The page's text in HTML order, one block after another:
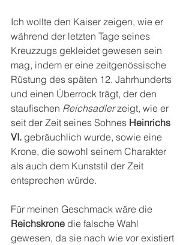
Ich wollte den Kaiser zeigen, wie er
während der letzten Tage seines
Kreuzzugs gekleidet gewesen sein
mag, indem er eine zeitgenössische
Rüstung des späten 12. Jahrhunderts
und einen Überrock trägt, der den
staufischen Reichsadler zeigt, wie er
seit der Zeit seines Sohnes Heinrichs
VI. gebräuchlich wurde, sowie eine
Krone, die sowohl seinem Charakter
als auch dem Kunststil der Zeit
entsprechen würde.
Für meinen Geschmack wäre die
Reichskrone die falsche Wahl
gewesen, da sie nach wie vor existiert